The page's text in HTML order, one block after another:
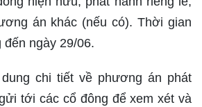
án khác (nếu có). Thời gian
đến ngày 29/06.
chi tiết về phương án phát
tới các cổ đông để xem xét và